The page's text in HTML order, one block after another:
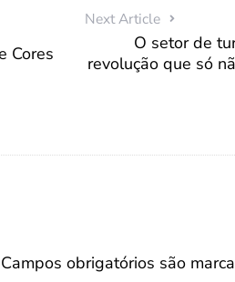
Cores
Next Article
O setor de
revolução que só
Campos obrigatórios são